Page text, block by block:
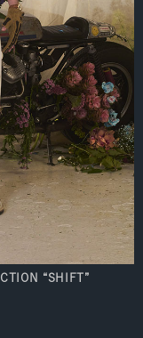
“SHIFT”